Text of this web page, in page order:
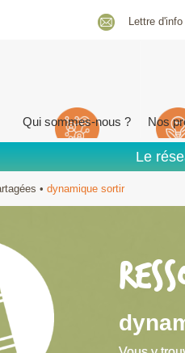
Lettre d'info
Qui sommes-nous ? Nos
Le
• dynamique sortir